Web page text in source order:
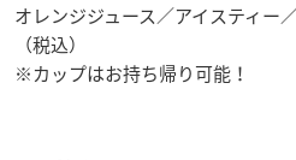
オレンジジュース／アイスティー
（税込）
※カップはお持ち帰り可能！